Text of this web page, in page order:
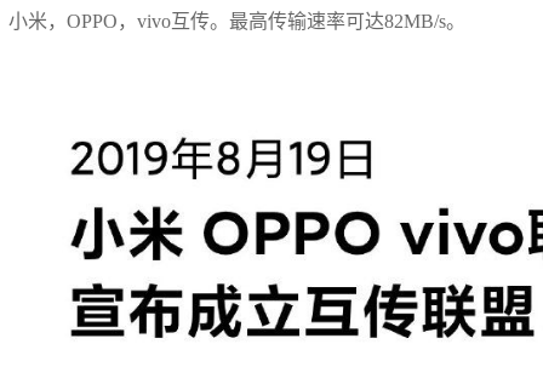
小米，OPPO，vivo互传。最高传输速率可达82MB/s。